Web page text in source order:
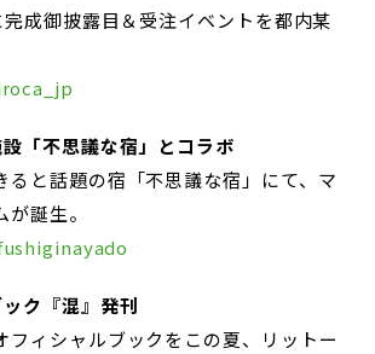
成御披露目＆受注イベントを都内某
「不思議な宿」とコラボ
ると話題の宿「不思議な宿」にて、マ
誕生。
ク『混』発刊
フィシャルブックをこの夏、リットー